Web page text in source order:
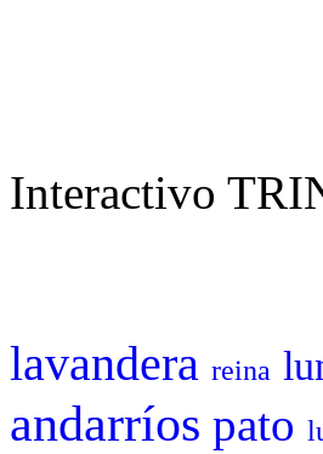
Interactivo
lavandera reina
andarríos pato